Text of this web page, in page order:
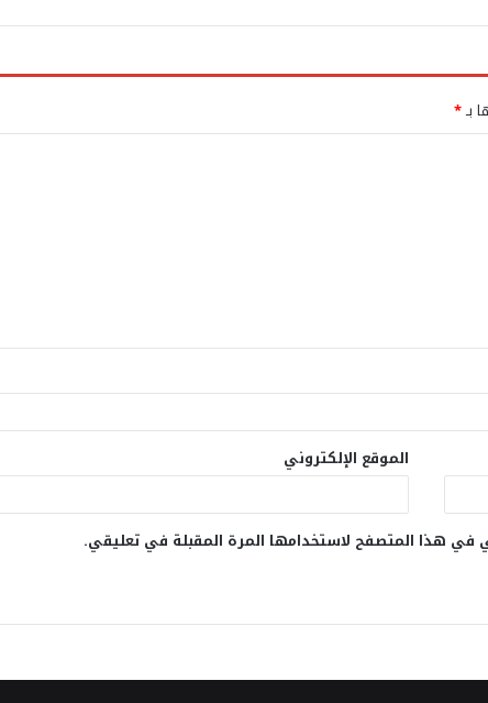
بـ*
الموقع الإلكتروني
في هذا المتصفح لاستخدامها المرة المقبلة في تعليقي.